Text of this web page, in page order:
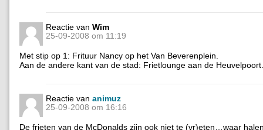
Reactie van Wim
25-09-2008 om 11:19
Met stip op 1: Frituur Nancy op het Van Beverenplein.
Aan de andere kant van de stad: Frietlounge aan de Heuvelpoort.
Reactie van animuz
25-09-2008 om 16:16
De frieten van de McDonalds zijn ook niet te (vr)eten…waar